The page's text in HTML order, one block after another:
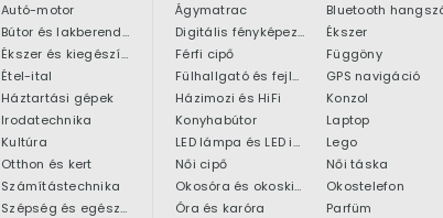
Autó-motor
Bútor és lakberendezés
Ékszer és kiegészítő
Étel-ital
Háztartási gépek
Irodatechnika
Kultúra
Otthon és kert
Számítástechnika
Szépség és egészség
Ágymatrac
Digitális fényképezőgép
Ékszer
Férfi cipő
Függöny
Fülhallgató és fejlhallgató
GPS navigáció
Házimozi és HiFi
Konzol
Konyhabútor
Laptop
LED lámpa és LED izzó
Lego
Női cipő
Női táska
Okosóra és okoskiegészítő
Okostelefon
Óra és karóra
Parfüm